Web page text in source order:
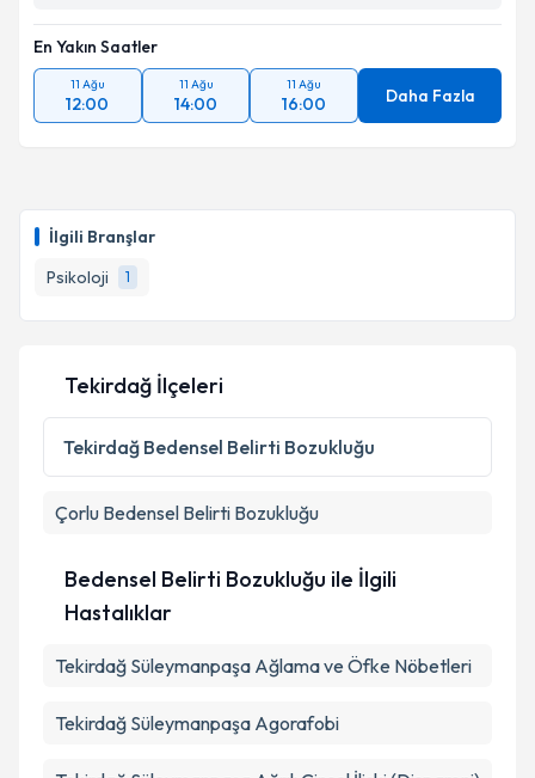
İlgili Branşlar
Psikoloji
1
En Yakın Saatler
11 Ağu
12:00
11 Ağu
14:00
11 Ağu
16:00 Daha Fazla
Tekirdağ İlçeleri
Tekirdağ Bedensel Belirti Bozukluğu
Çorlu Bedensel Belirti Bozukluğu
Bedensel Belirti Bozukluğu ile İlgili
Hastalıklar
Tekirdağ Süleymanpaşa Ağlama ve Öfke Nöbetleri
Tekirdağ Süleymanpaşa Agorafobi